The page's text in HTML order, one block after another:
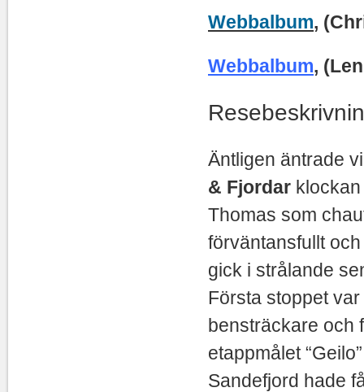
Webbalbum,
Webbalbum,
Äntligen äntrade
& Fjordar
Thomas som
förväntansfullt
gick i strålande
Första stoppet
bensträckare och
etappmålet
Sandefjord hade